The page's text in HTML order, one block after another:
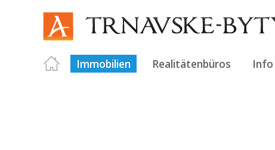
Immobilien Realitätenbüros Info